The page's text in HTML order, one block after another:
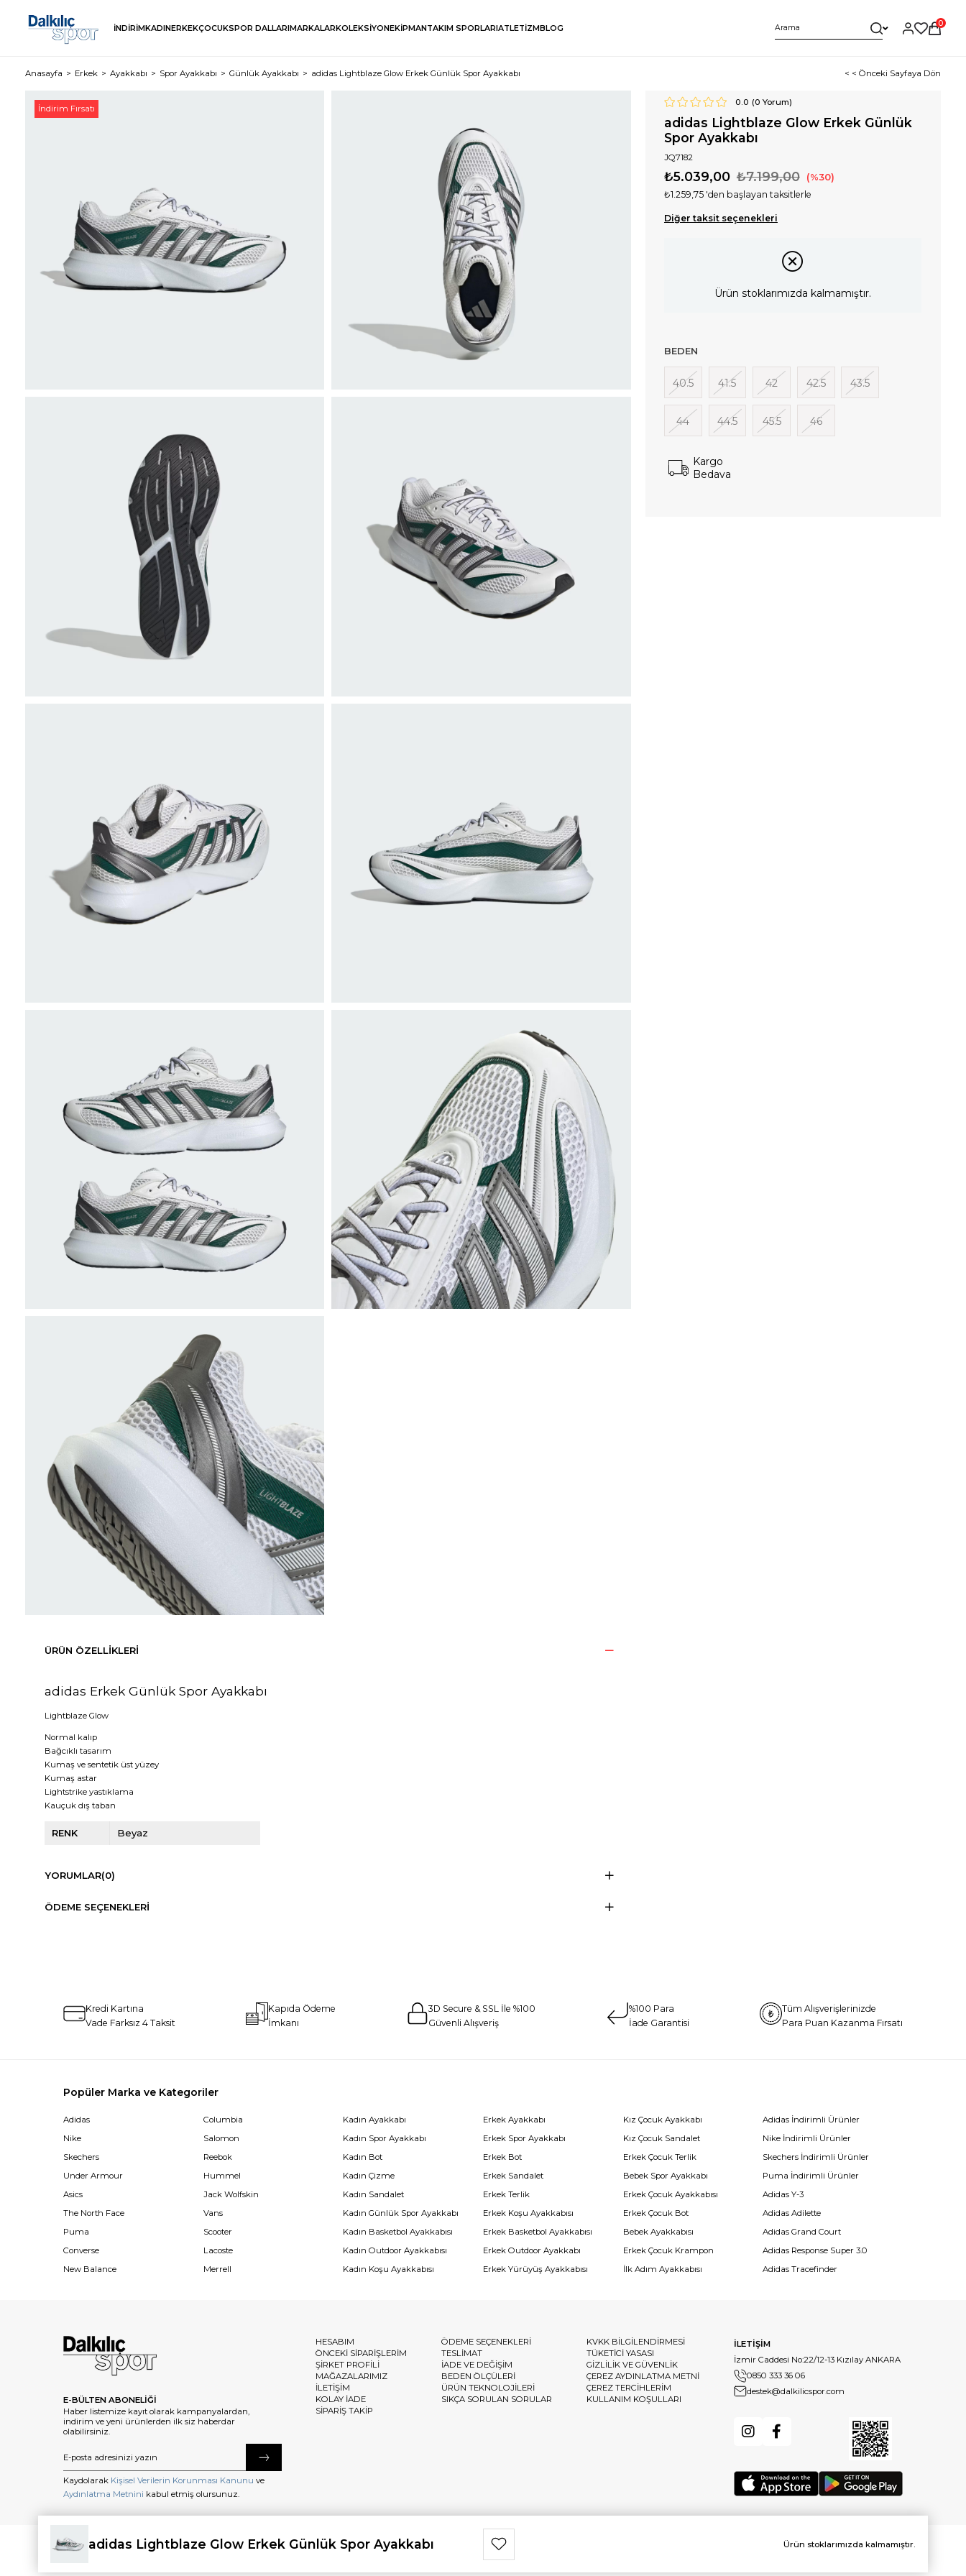
İNDİRİMKADINERKEKÇOCUKSPOR DALLARIMARKALARKOLEKSİYONEKİPMANTAKIM SPORLARIATLETİZMBLOG
0
Anasayfa Erkek Ayakkabı Spor Ayakkabı Günlük Ayakkabı adidas Lightblaze Glow Erkek Günlük Spor Ayakkabı < < Önceki Sayfaya Dön
İndirim Fırsatı
0.0 (0 Yorum)
adidas Lightblaze Glow Erkek Günlük
Spor Ayakkabı
JQ7182
₺7.199,00
₺5.039,00 30
₺1.259,75 'den başlayan taksitlerle
Diğer taksit seçenekleri
Ürün stoklarımızda kalmamıştır.
BEDEN
40.5 41.5 42 42.5 43.5
44 44.5 45.5 46
Kargo
Bedava
ÜRÜN ÖZELLIKLERI
adidas Erkek Günlük Spor Ayakkabı
Lightblaze Glow
Normal kalıp
Bağcıklı tasarım
Kumaş ve sentetik üst yüzey
Kumaş astar
Lightstrike yastıklama
Kauçuk dış taban
RENK Beyaz
YORUMLAR(0)
ÖDEME SEÇENEKLERI
Kredi Kartına
Vade Farksız 4 Taksit
Kapıda Ödeme
İmkanı
3D Secure & SSL İle %100
Güvenli Alışveriş
%100 Para
İade Garantisi
Tüm Alışverişlerinizde
Para Puan Kazanma Fırsatı
Popüler Marka ve Kategoriler
Adidas
Nike
Skechers
Under Armour
Asics
The North Face
Puma
Converse
New Balance
Columbia
Salomon
Reebok
Hummel
Jack Wolfskin
Vans
Scooter
Lacoste
Merrell
Kadın Ayakkabı
Kadın Spor Ayakkabı
Kadın Bot
Kadın Çizme
Kadın Sandalet
Kadın Günlük Spor Ayakkabı
Kadın Basketbol Ayakkabısı
Kadın Outdoor Ayakkabısı
Kadın Koşu Ayakkabısı
Erkek Ayakkabı
Erkek Spor Ayakkabı
Erkek Bot
Erkek Sandalet
Erkek Terlik
Erkek Koşu Ayakkabısı
Erkek Basketbol Ayakkabısı
Erkek Outdoor Ayakkabı
Erkek Yürüyüş Ayakkabısı
Kız Çocuk Ayakkabı
Kız Çocuk Sandalet
Erkek Çocuk Terlik
Bebek Spor Ayakkabı
Erkek Çocuk Ayakkabısı
Erkek Çocuk Bot
Bebek Ayakkabısı
Erkek Çocuk Krampon
İlk Adım Ayakkabısı
Adidas İndirimli Ürünler
Nike İndirimli Ürünler
Skechers İndirimli Ürünler
Puma İndirimli Ürünler
Adidas Y-3
Adidas Adilette
Adidas Grand Court
Adidas Response Super 3.0
Adidas Tracefinder
E-BÜLTEN ABONELİĞİ
Haber listemize kayıt olarak kampanyalardan,
indirim ve yeni ürünlerden ilk siz haberdar
olabilirsiniz.
Kaydolarak Kişisel Verilerin Korunması Kanunu ve
Aydınlatma Metnini kabul etmiş olursunuz.
HESABIM
ÖNCEKİ SİPARİŞLERİM
ŞİRKET PROFİLİ
MAĞAZALARIMIZ
İLETİŞİM
KOLAY İADE
SİPARİŞ TAKİP
ÖDEME SEÇENEKLERİ
TESLİMAT
İADE VE DEĞİŞİM
BEDEN ÖLÇÜLERİ
ÜRÜN TEKNOLOJİLERİ
SIKÇA SORULAN SORULAR
KVKK BİLGİLENDİRMESİ
TÜKETİCİ YASASI
GİZLİLİK VE GÜVENLİK
ÇEREZ AYDINLATMA METNİ
ÇEREZ TERCİHLERİM
KULLANIM KOŞULLARI
İLETİŞİM
İzmir Caddesi No:22/12-13 Kızılay ANKARA
0850 333 36 06
destek@dalkilicspor.com
©2025 dalkilicspor.com.tr. Tüm Hakları Saklıdır.
adidas Lightblaze Glow Erkek Günlük Spor Ayakkabı Ürün stoklarımızda kalmamıştır.